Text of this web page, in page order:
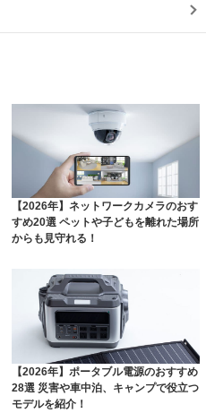
【2026年】ネットワークカメラのおす
すめ20選 ペットや子どもを離れた場所
からも見守れる！
【2026年】ポータブル電源のおすすめ
28選 災害や車中泊、キャンプで役立つ
モデルを紹介！